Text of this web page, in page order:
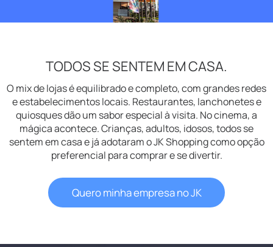
TODOS SE SENTEM EM CASA.
O mix de lojas é equilibrado e completo, com grandes redes
e estabelecimentos locais. Restaurantes, lanchonetes e
quiosques dão um sabor especial à visita. No cinema, a
mágica acontece. Crianças, adultos, idosos, todos se
sentem em casa e já adotaram o JK Shopping como opção
preferencial para comprar e se divertir.
Quero minha empresa no JK